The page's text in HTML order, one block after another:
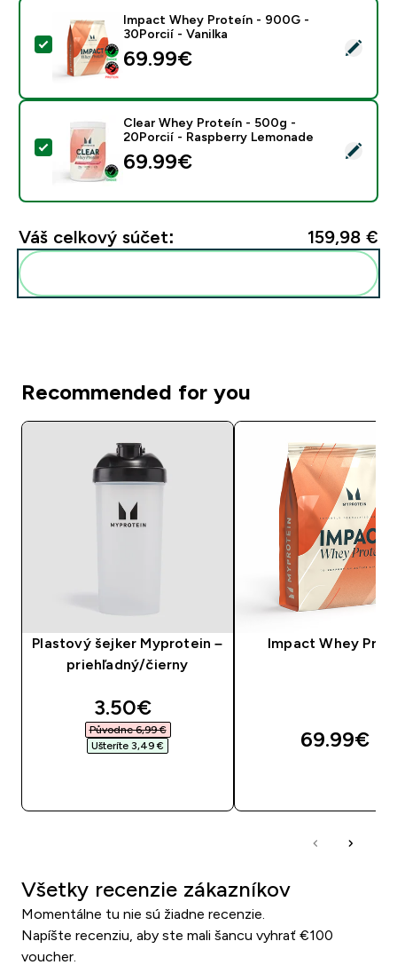
Vybrať tento produkt - Impact Whey Proteín - 900G
Impact Whey Proteín - 900G -
30Porcií - Vanilka
69.99€‎
Vybrať tento produkt - Clear Whey Proteín - 500g -
Clear Whey Proteín - 500g -
20Porcií - Raspberry Lemonade
69.99€‎
Váš celkový súčet: 159,98 €‎
Recommended for you
Plastový šejker Myprotein –
priehľadný/čierny
discounted price
3.50€‎
Původne 6,99 €‎
Ušteríte 3,49 €‎
Impact Whey
69.99€‎
Všetky recenzie zákazníkov
Momentálne tu nie sú žiadne recenzie.
Napíšte recenziu, aby ste mali šancu vyhrať €100
voucher.